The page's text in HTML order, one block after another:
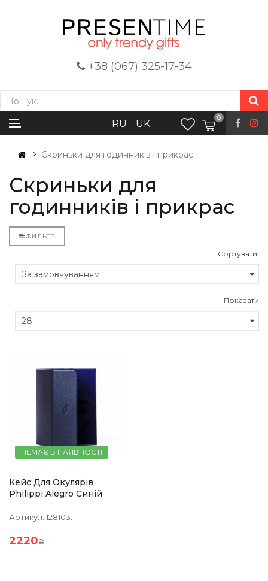
+38 (067) 325-17-34
RU UK
0
Скриньки для годинників і прикрас
Скриньки для
годинників і прикрас
ФИЛЬТР
Сортувати:
Показати
НЕМАЄ В НАЯВНОСТІ
Кейс Для Окулярів
Philippi Alegro Синій
Артикул: 128103.
2220₴